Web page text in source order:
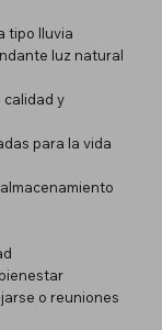
tipo lluvia
luz natural
calidad y
para la vida
o reuniones